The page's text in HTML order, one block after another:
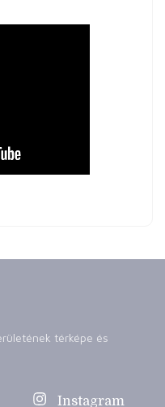
térképe és
Instagram